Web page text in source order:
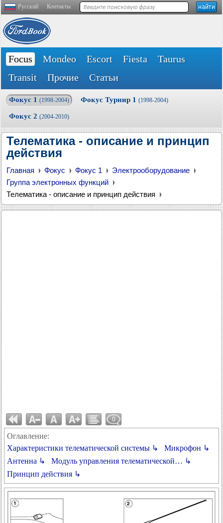
Русский Контакты
Focus Mondeo Escort Fiesta
Taurus
Transit
Прочие Статьи
Фокус 1 (1998-2004) Фокус Турнир 1 (1998-2004)
Фокус 2 (2004-2010)
Телематика - описание и принцип
действия
Главная Фокус Фокус 1
Электрооборудование
Группа электронных функций
Телематика - описание и принцип действия
0
Оглавление:
Характеристики телематической системы ↳
Микрофон ↳
Антенна ↳
Модуль управления телематической… ↳
Принцип действия ↳